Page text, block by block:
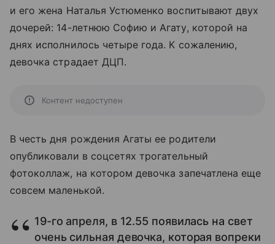
и его жена Наталья Устюменко воспитывают двух
дочерей: 14-летнюю Софию и Агату, которой на
днях исполнилось четыре года. К сожалению,
девочка страдает ДЦП.
Контент недоступен
В честь дня рождения Агаты ее родители
опубликовали в соцсетях трогательный
фотоколлаж, на котором девочка запечатлена еще
совсем маленькой.
19-го апреля, в 12.55 появилась на свет
очень сильная девочка, которая вопреки